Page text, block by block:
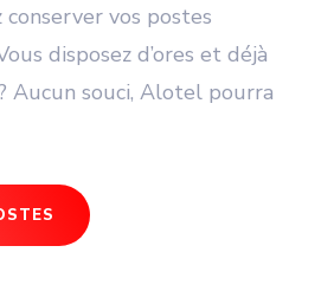
conserver vos postes
disposez d’ores et déjà
Aucun souci, Alotel pourra